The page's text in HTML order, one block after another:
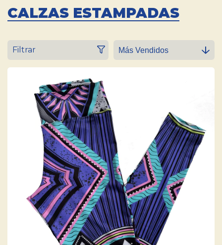
CALZAS ESTAMPADAS
Filtrar